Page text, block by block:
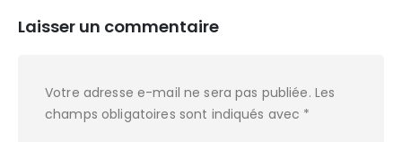
Laisser un commentaire
Votre adresse e-mail ne sera pas publiée. Les
champs obligatoires sont indiqués avec *